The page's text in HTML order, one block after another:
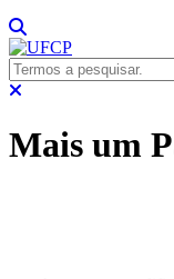
Mais um